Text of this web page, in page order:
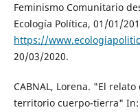
Feminismo Comunitario
Ecología Política, 01/01/
https://
20/03/2020.
CABNAL, Lorena. "El
territorio cuerpo-tierra" In: